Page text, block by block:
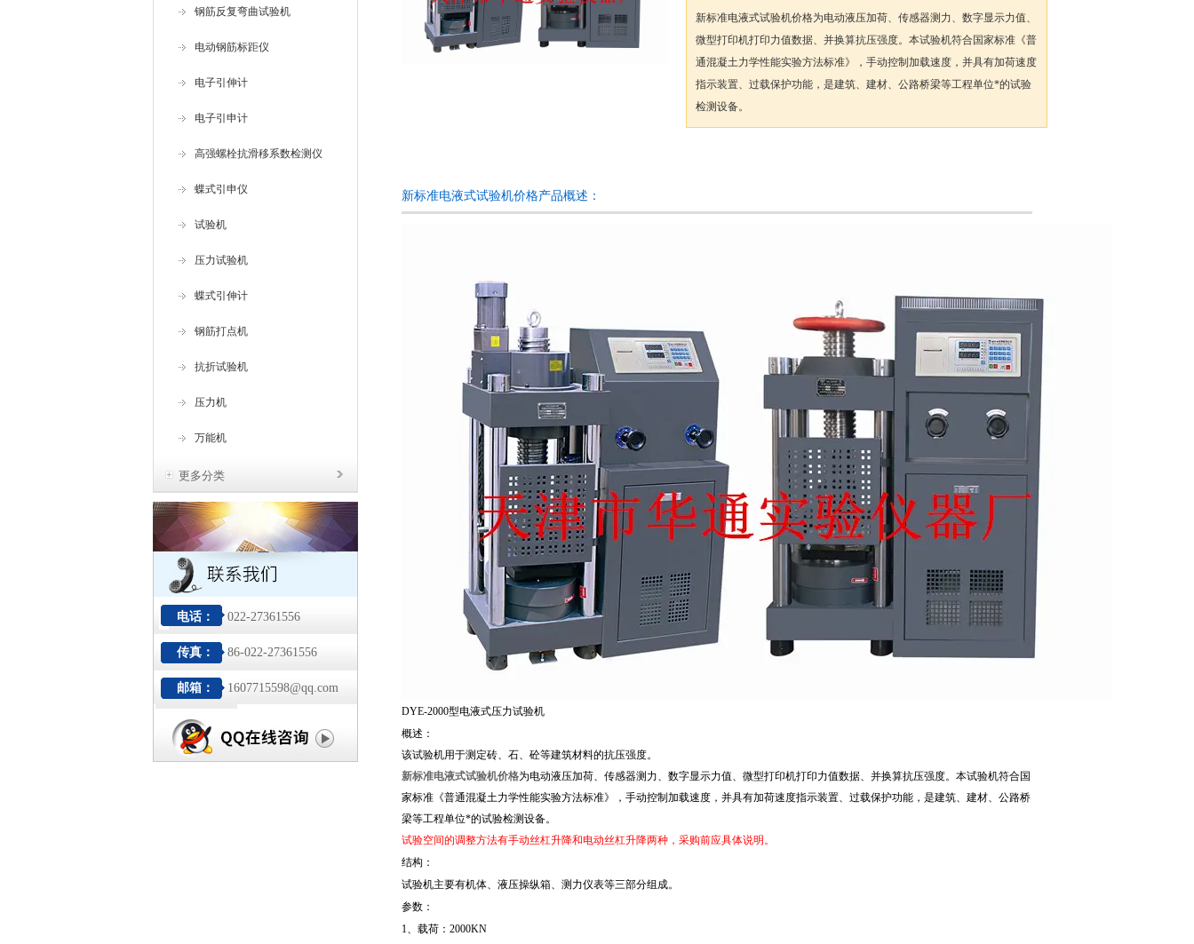
钢筋反复弯曲试验机
电动钢筋标距仪
电子引伸计
电子引申计
高强螺栓抗滑移系数检测仪
蝶式引申仪
试验机
压力试验机
蝶式引伸计
钢筋打点机
抗折试验机
压力机
万能机
更多分类
电话： 022-27361556
传真： 86-022-27361556
邮箱： 1607715598@qq.com
新标准电液式试验机价格为电动液压加荷、传感器测力、数字显示力值、
微型打印机打印力值数据、并换算抗压强度。本试验机符合国家标准《普
通混凝土力学性能实验方法标准》，手动控制加载速度，并具有加荷速度
指示装置、过载保护功能，是建筑、建材、公路桥梁等工程单位*的试验
检测设备。
新标准电液式试验机价格产品概述：
DYE-2000型电液式压力试验机
概述：
该试验机用于测定砖、石、砼等建筑材料的抗压强度。
新标准电液式试验机价格为电动液压加荷、传感器测力、数字显示力值、 微型打印机打印力值数据、并换算抗压强度。本试验机符合国
家标准《普通混凝土力学性能实验方法标准》，手动控制加载速度，并具有加荷速度指示装置、过载保护功能，是建筑、建材、公路桥
梁等工程单位*的试验检测设备。
试验空间的调整方法有手动丝杠升降和电动丝杠升降两种，采购前应具体说明。
结构：
试验机主要有机体、液压操纵箱、测力仪表等三部分组成。
参数：
1、载荷：2000KN